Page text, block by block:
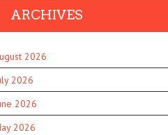
ARCHIVES
2026
2026
2026
2026